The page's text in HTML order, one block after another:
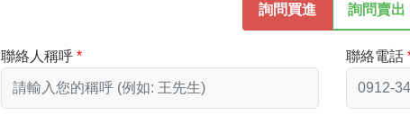
詢問買進 詢問賣出
聯絡人稱呼 聯絡電話